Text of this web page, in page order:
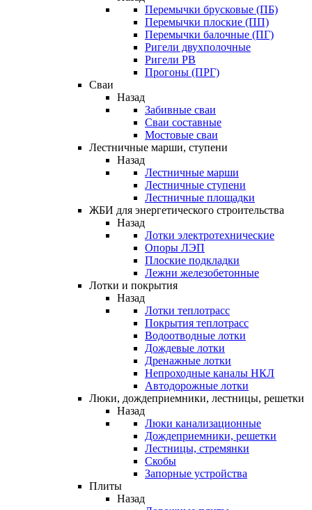
Перемычки брусковые (ПБ)
Перемычки плоские (ПП)
Перемычки балочные (ПГ)
Ригели двухполочные
Ригели РВ
Прогоны (ПРГ)
Сваи
Назад
Забивные сваи
Сваи составные
Мостовые сваи
Лестничные марши, ступени
Назад
Лестничные марши
Лестничные ступени
Лестничные площадки
ЖБИ для энергетического строительства
Назад
Лотки электротехнические
Опоры ЛЭП
Плоские подкладки
Лежни железобетонные
Лотки и покрытия
Назад
Лотки теплотрасс
Покрытия теплотрасс
Водоотводные лотки
Дождевые лотки
Дренажные лотки
Непроходные каналы НКЛ
Автодорожные лотки
Люки, дождеприемники, лестницы, решетки
Назад
Люки канализационные
Дождеприемники, решетки
Лестницы, стремянки
Скобы
Запорные устройства
Плиты
Назад